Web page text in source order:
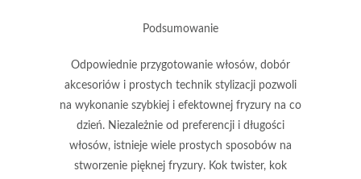
Podsumowanie
Odpowiednie przygotowanie włosów, dobór
akcesoriów i prostych technik stylizacji pozwoli
na wykonanie szybkiej i efektownej fryzury na co
dzień. Niezależnie od preferencji i długości
włosów, istnieje wiele prostych sposobów na
stworzenie pięknej fryzury. Kok twister, kok